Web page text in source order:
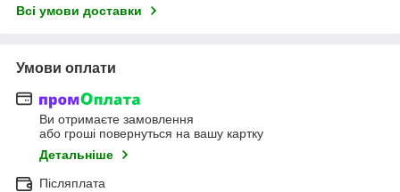
Всі умови доставки
Умови оплати
Ви отримаєте замовлення
або гроші повернуться на вашу картку
Детальніше
Післяплата